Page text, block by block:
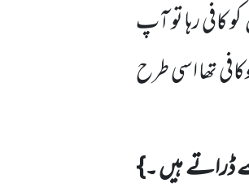
کو کافی رہا تو آپ
تھا اسی طرح
ہیں ۔}